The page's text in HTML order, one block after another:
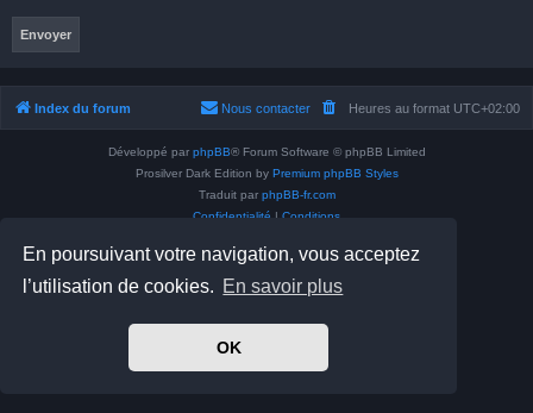
En poursuivant votre navigation, vous acceptez
l’utilisation de cookies. En savoir plus
OK
Index du forum Heures au format UTC+02:00
Nous contacter
Développé par phpBB® Forum Software © phpBB Limited
Prosilver Dark Edition by Premium phpBB Styles
Traduit par phpBB-fr.com
Confidentialité | Conditions